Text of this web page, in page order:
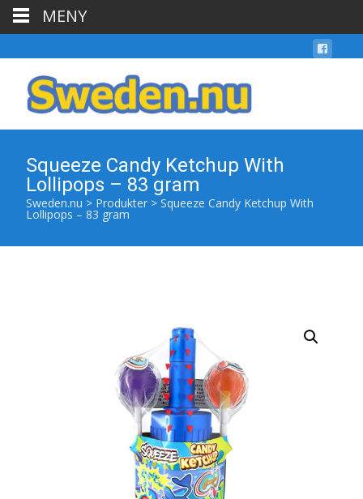
Squeeze Candy Ketchup With
Lollipops – 83 gram
Sweden.nu > Produkter > Squeeze Candy Ketchup With
Lollipops – 83 gram
MENY